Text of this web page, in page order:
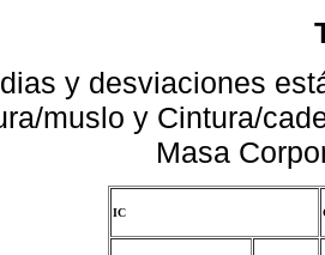
y desviaciones
muslo y Cintura/
Masa
IC